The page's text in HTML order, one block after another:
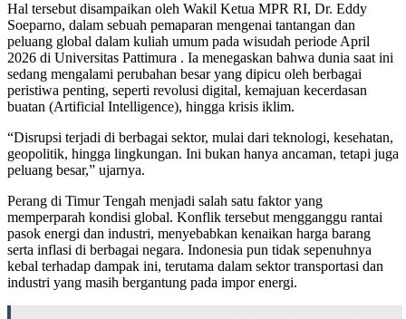
Hal tersebut disampaikan oleh Wakil Ketua MPR RI, Dr. Eddy
Soeparno, dalam sebuah pemaparan mengenai tantangan dan
peluang global dalam kuliah umum pada wisudah periode April
2026 di Universitas Pattimura . Ia menegaskan bahwa dunia saat ini
sedang mengalami perubahan besar yang dipicu oleh berbagai
peristiwa penting, seperti revolusi digital, kemajuan kecerdasan
buatan (Artificial Intelligence), hingga krisis iklim.
“Disrupsi terjadi di berbagai sektor, mulai dari teknologi, kesehatan,
geopolitik, hingga lingkungan. Ini bukan hanya ancaman, tetapi juga
peluang besar,” ujarnya.
Perang di Timur Tengah menjadi salah satu faktor yang
memperparah kondisi global. Konflik tersebut mengganggu rantai
pasok energi dan industri, menyebabkan kenaikan harga barang
serta inflasi di berbagai negara. Indonesia pun tidak sepenuhnya
kebal terhadap dampak ini, terutama dalam sektor transportasi dan
industri yang masih bergantung pada impor energi.